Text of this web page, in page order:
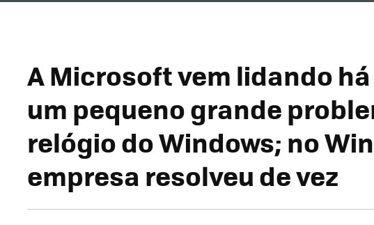
A Microsoft vem lidando
um pequeno grande
relógio do Windows; no
empresa resolveu de vez